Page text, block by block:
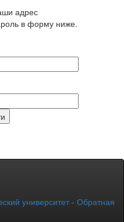
адрес
в форму ниже.
университет- Обратная